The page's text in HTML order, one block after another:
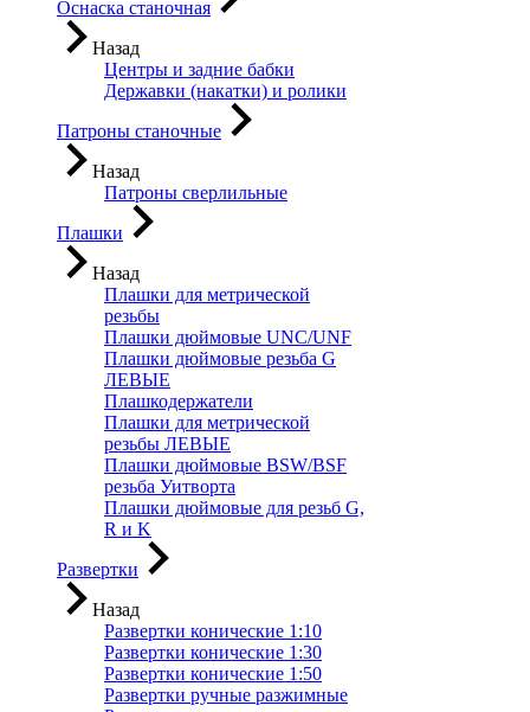
Оснаска станочная
Назад
Центры и задние бабки
Державки (накатки) и ролики
Патроны станочные
Назад
Патроны сверлильные
Плашки
Назад
Плашки для метрической
резьбы
Плашки дюймовые UNC/UNF
Плашки дюймовые резьба G
ЛЕВЫЕ
Плашкодержатели
Плашки для метрической
резьбы ЛЕВЫЕ
Плашки дюймовые BSW/BSF
резьба Уитворта
Плашки дюймовые для резьб G,
R и K
Развертки
Назад
Развертки конические 1:10
Развертки конические 1:30
Развертки конические 1:50
Развертки ручные разжимные